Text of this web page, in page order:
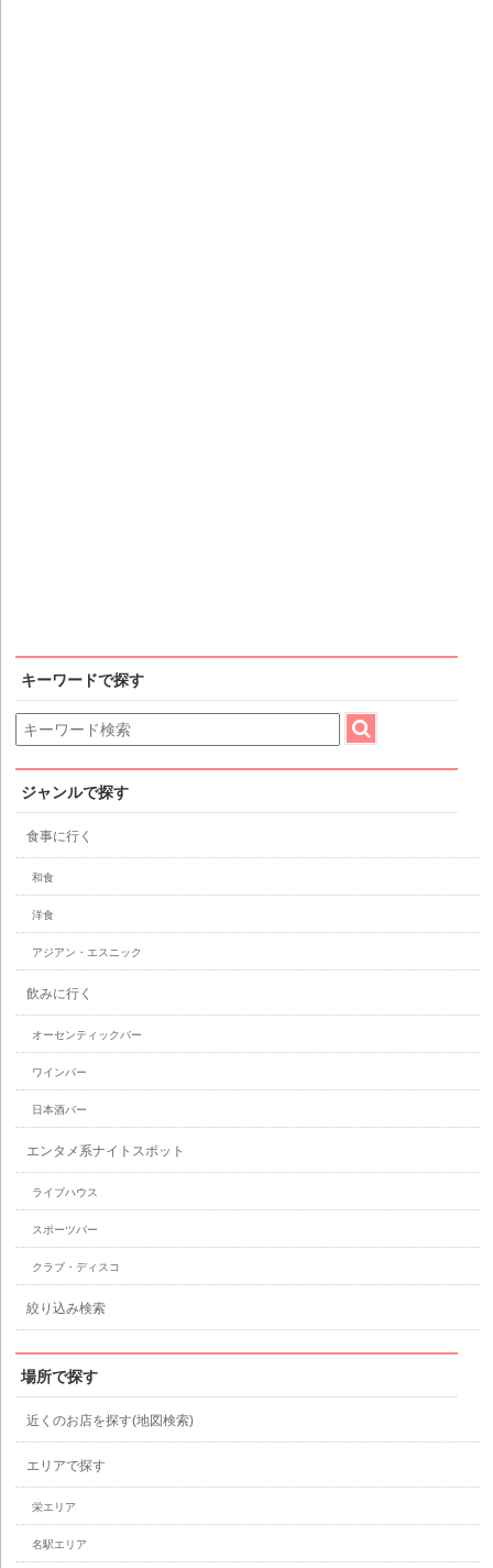
キーワードで探す
ジャンルで探す
食事に行く
和食
洋食
アジアン・エスニック
飲みに行く
オーセンティックバー
ワインバー
日本酒バー
エンタメ系ナイトスポット
ライブハウス
スポーツバー
クラブ・ディスコ
絞り込み検索
場所で探す
近くのお店を探す(地図検索)
エリアで探す
栄エリア
名駅エリア